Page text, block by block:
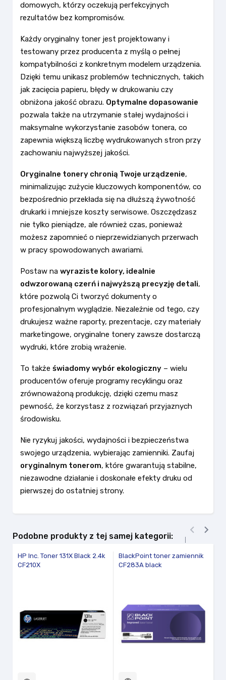
domowych, którzy oczekują perfekcyjnych
rezultatów bez kompromisów.
Każdy oryginalny toner jest projektowany i
testowany przez producenta z myślą o pełnej
kompatybilności z konkretnym modelem urządzenia.
Dzięki temu unikasz problemów technicznych, takich
jak zacięcia papieru, błędy w drukowaniu czy
obniżona jakość obrazu. Optymalne dopasowanie
pozwala także na utrzymanie stałej wydajności i
maksymalne wykorzystanie zasobów tonera, co
zapewnia większą liczbę wydrukowanych stron przy
zachowaniu najwyższej jakości.
Oryginalne tonery chronią Twoje urządzenie,
minimalizując zużycie kluczowych komponentów, co
bezpośrednio przekłada się na dłuższą żywotność
drukarki i mniejsze koszty serwisowe. Oszczędzasz
nie tylko pieniądze, ale również czas, ponieważ
możesz zapomnieć o nieprzewidzianych przerwach
w pracy spowodowanych awariami.
Postaw na wyraziste kolory, idealnie
odwzorowaną czerń i najwyższą precyzję detali,
które pozwolą Ci tworzyć dokumenty o
profesjonalnym wyglądzie. Niezależnie od tego, czy
drukujesz ważne raporty, prezentacje, czy materiały
marketingowe, oryginalne tonery zawsze dostarczą
wydruki, które zrobią wrażenie.
To także świadomy wybór ekologiczny – wielu
producentów oferuje programy recyklingu oraz
zrównoważoną produkcję, dzięki czemu masz
pewność, że korzystasz z rozwiązań przyjaznych
środowisku.
Nie ryzykuj jakości, wydajności i bezpieczeństwa
swojego urządzenia, wybierając zamienniki. Zaufaj
oryginalnym tonerom, które gwarantują stabilne,
niezawodne działanie i doskonałe efekty druku od
pierwszej do ostatniej strony.
Podobne produkty z tej samej kategorii:
HP Inc. Toner 131X Black 2.4k
CF210X
BlackPoint toner zamiennik
CF283A black
 